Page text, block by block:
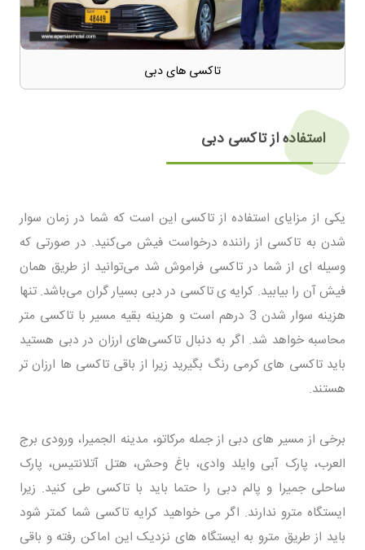
تاکسی های دبی
استفاده از تاکسی دبی
یکی از مزایای استفاده از تاکسی این است که شما در زمان سوار
شدن به تاکسی از راننده درخواست فیش می‌کنید. در صورتی که
وسیله ای از شما در تاکسی فراموش شد می‌توانید از طریق همان
فیش آن را بیابید. کرایه ی تاکسی در دبی بسیار گران می‌باشد. تنها
هزینه سوار شدن 3 درهم است و هزینه بقیه مسیر با تاکسی متر
محاسبه خواهد شد. اگر به دنبال تاکسی‌های ارزان در دبی هستید
باید تاکسی های کرمی رنگ بگیرید زیرا از باقی تاکسی ها ارزان تر
هستند.
برخی از مسیر های دبی از جمله مرکاتو، مدینه الجمیرا، ورودی برج
العرب، پارک آبی وایلد وادی، باغ وحش، هتل آتلانتیس، پارک
ساحلی جمیرا و پالم دبی را حتما باید با تاکسی طی کنید. زیرا
ایستگاه مترو ندارند. اگر می خواهید کرایه تاکسی شما کمتر شود
باید از طریق مترو به ایستگاه های نزدیک این اماکن رفته و باقی